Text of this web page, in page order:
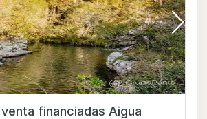
financiadas Aigua